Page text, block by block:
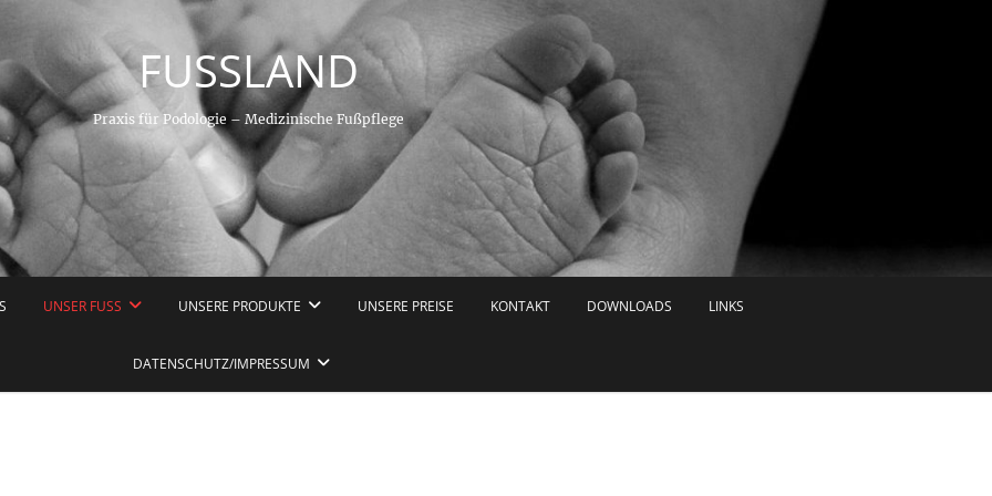
FUSSLAND
Praxis für Podologie – Medizinische Fußpflege
UNSER FUSS UNSERE PRODUKTE UNSERE PREISE KONTAKT DOWNLOADS LINKS
DATENSCHUTZ/IMPRESSUM